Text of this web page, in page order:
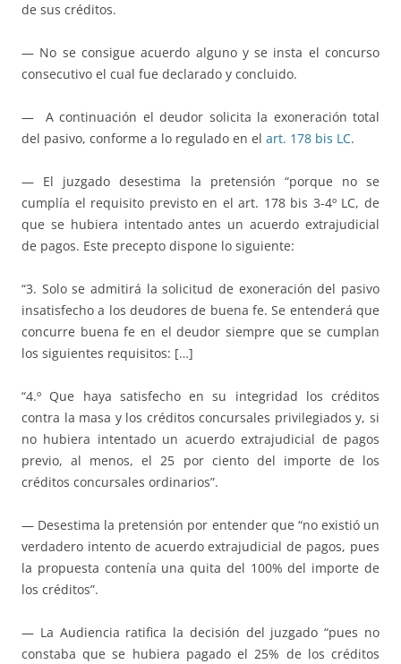
de sus créditos.
— No se consigue acuerdo alguno y se insta el concurso
consecutivo el cual fue declarado y concluido.
— A continuación el deudor solicita la exoneración total
del pasivo, conforme a lo regulado en el art. 178 bis LC.
— El juzgado desestima la pretensión “porque no se
cumplía el requisito previsto en el art. 178 bis 3-4º LC, de
que se hubiera intentado antes un acuerdo extrajudicial
de pagos. Este precepto dispone lo siguiente:
“3. Solo se admitirá la solicitud de exoneración del pasivo
insatisfecho a los deudores de buena fe. Se entenderá que
concurre buena fe en el deudor siempre que se cumplan
los siguientes requisitos: […]
“4.º Que haya satisfecho en su integridad los créditos
contra la masa y los créditos concursales privilegiados y, si
no hubiera intentado un acuerdo extrajudicial de pagos
previo, al menos, el 25 por ciento del importe de los
créditos concursales ordinarios”.
— Desestima la pretensión por entender que “no existió un
verdadero intento de acuerdo extrajudicial de pagos, pues
la propuesta contenía una quita del 100% del importe de
los créditos”.
— La Audiencia ratifica la decisión del juzgado “pues no
constaba que se hubiera pagado el 25% de los créditos